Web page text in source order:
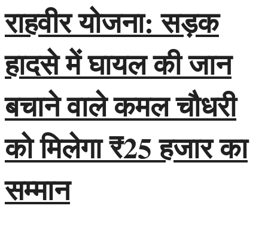
राहवीर योजना: सड़क
हादसे में घायल की जान
बचाने वाले कमल चौधरी
को मिलेगा ₹25 हजार का
सम्मान